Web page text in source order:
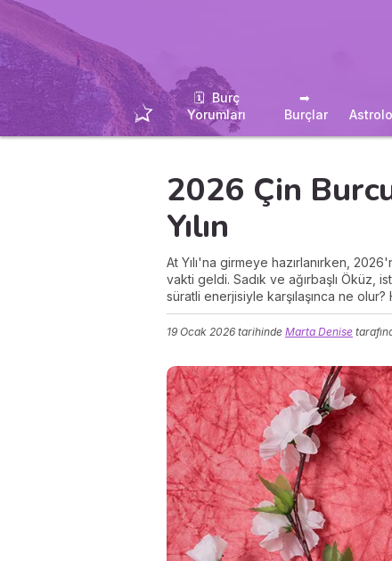
🗓 ️ Burç
Yorumları
➡ ️
Burçlar
2026 Çin
Yılın
At Yılı'na girmeye hazırlanırken,
vakti geldi. Sadık ve ağırbaşlı Öküz,
süratli enerjisiyle karşılaşınca ne olur?
19 Ocak 2026 tarihinde Marta Denise